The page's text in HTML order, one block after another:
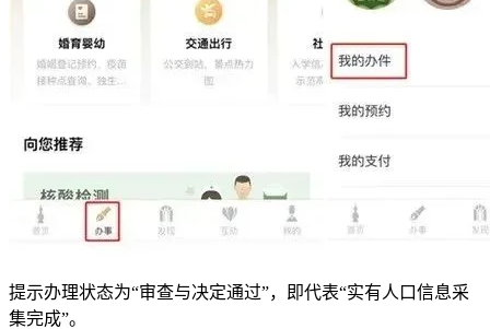
提示办理状态为“审查与决定通过”，即代表“实有人口信息采
集完成”。